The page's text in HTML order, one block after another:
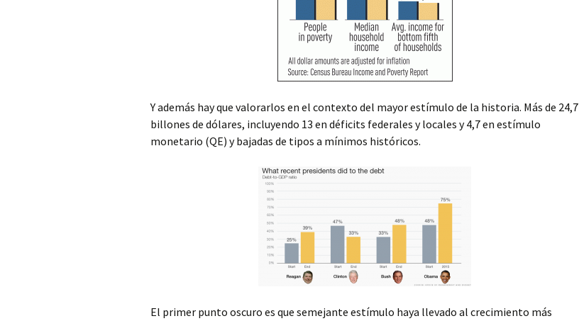
Y además hay que valorarlos en el contexto del mayor estímulo de la historia. Más de 24,7
billones de dólares, incluyendo 13 en déficits federales y locales y 4,7 en estímulo
monetario (QE) y bajadas de tipos a mínimos históricos.
El primer punto oscuro es que semejante estímulo haya llevado al crecimiento más